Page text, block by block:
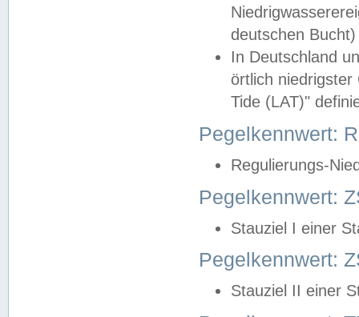
deutschen
In Deutschland
örtlich
Tide (LAT)"
Pegelkennwert:
Regulierungs-
Pegelkennwert:
Stauziel I einer
Pegelkennwert:
Stauziel II einer